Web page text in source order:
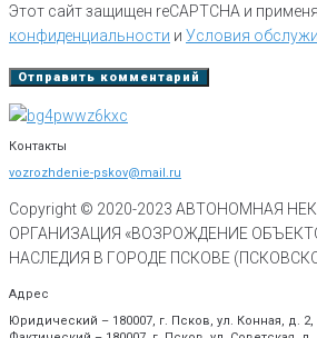
Этот сайт защищен reCAPTCHA и
конфиденциальности и Условия
Контакты
vozrozhdenie-pskov@mail.ru
Copyright © 2020-2023 АВТОНОМНАЯ
ОРГАНИЗАЦИЯ «ВОЗРОЖДЕНИЕ
НАСЛЕДИЯ В ГОРОДЕ ПСКОВЕ
Адрес
Юридический – 180007, г. Псков, ул. Конная, д.